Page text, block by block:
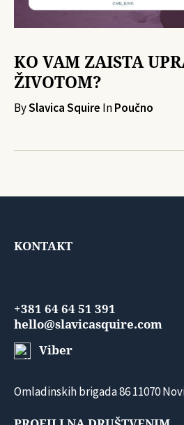
KO VAM ZAISTA
ŽIVOTOM?
BySlavica Squire InPoučno
KONTAKT
+381 64 64 51 391
hello@slavicasquire.com
Viber
Omladinskih brigada 86 11070